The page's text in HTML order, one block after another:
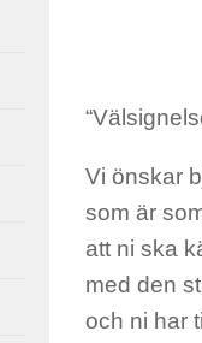
Vi önskar
som är
att ni ska
med den
och ni har